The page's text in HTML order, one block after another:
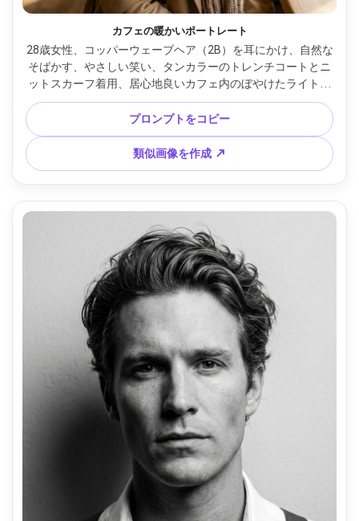
カフェの暖かいポートレート
28歳女性、コッパーウェーブヘア（2B）を耳にかけ、自然な
そばかす、やさしい笑い、タンカラーのトレンチコートとニ
ットスカーフ着用、居心地良いカフェ内のぼやけたライト、
暖かいタングステンとやわらかい窓光、Sony A7III・55mm
f/1.8、クリーミーボケ、テーブルレベル半身フレーミング、
カンディッドなアングル、雰囲気：親しみやすく暖かい、リ
アルな毛束、自然な影、エディトリアルカラーグレーディン
グ、高解像度 --ar 4:5
プロンプトをコピー
類似画像を作成 ↗